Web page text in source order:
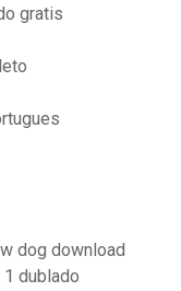
gratis
dog download
dublado